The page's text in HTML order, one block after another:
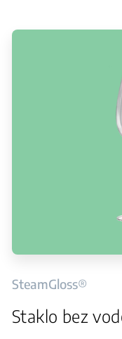
SteamGloss®
Staklo bez